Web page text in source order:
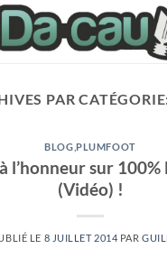
PAR
BLOG PLUMFOOT
l’honneur sur
(Vidéo) !
LE 8 JUILLET 2014 PAR